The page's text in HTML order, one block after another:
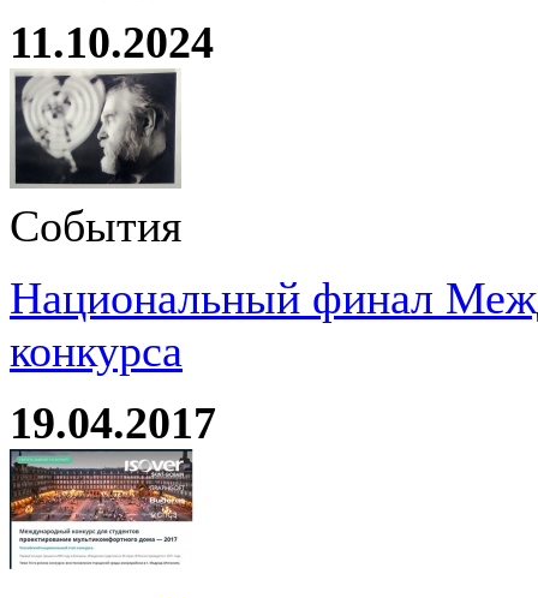
11.10.2024
События
Национальный финал
конкурса
19.04.2017